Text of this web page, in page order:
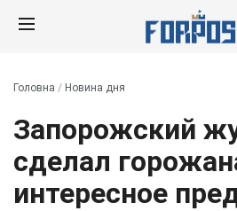
Головна / Новина дня
Запорожский
сделал
интересное